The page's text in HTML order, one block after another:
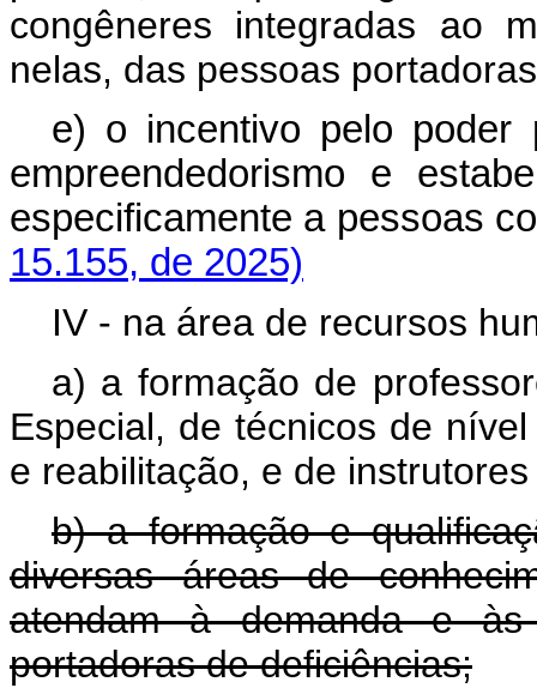
congêneres integradas ao
nelas, das pessoas
e) o incentivo pelo poder
empreendedorismo e
especificamente a pessoas
15.155, de 2025)
IV - na área de recursos
a) a formação de
Especial, de técnicos de
e reabilitação, e de
b) a formação e
diversas áreas de
atendam à demanda e às
portadoras de deficiências;